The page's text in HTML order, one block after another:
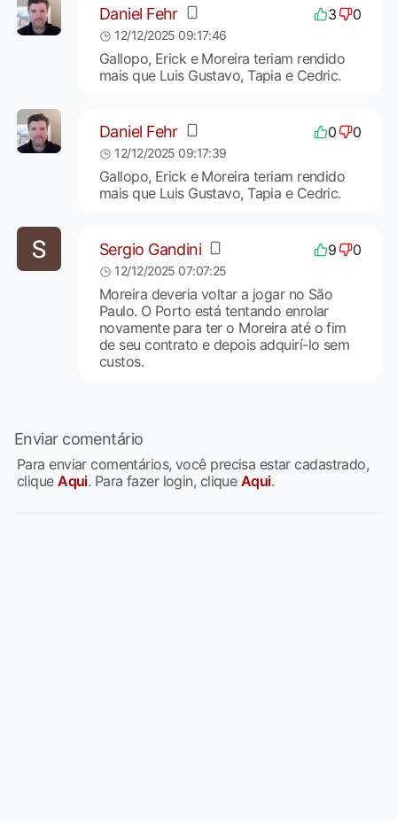
Daniel Fehr 3 0
12/12/2025 09:17:46
Gallopo, Erick e Moreira teriam rendido
mais que Luis Gustavo, Tapia e Cedric.
Daniel Fehr 0 0
12/12/2025 09:17:39
Gallopo, Erick e Moreira teriam rendido
mais que Luis Gustavo, Tapia e Cedric.
Sergio Gandini 9 0
12/12/2025 07:07:25
Moreira deveria voltar a jogar no São
Paulo. O Porto está tentando enrolar
novamente para ter o Moreira até o fim
de seu contrato e depois adquirí-lo sem
custos.
Enviar comentário
Para enviar comentários, você precisa estar cadastrado,
cliqueAqui. Para fazer login, clique Aqui.